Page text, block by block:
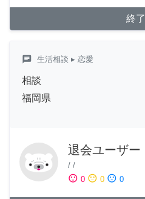
終了
chat 生活相談 ▸ 恋愛
相談
福岡県
退会ユーザー
/ /
sentiment_satisfied 0 sentiment_neutral 0 sentiment_dissatisfied 0